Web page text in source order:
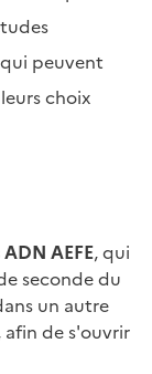
peuvent
choix
AEFE, qui
seconde du
un autre
de s'ouvrir